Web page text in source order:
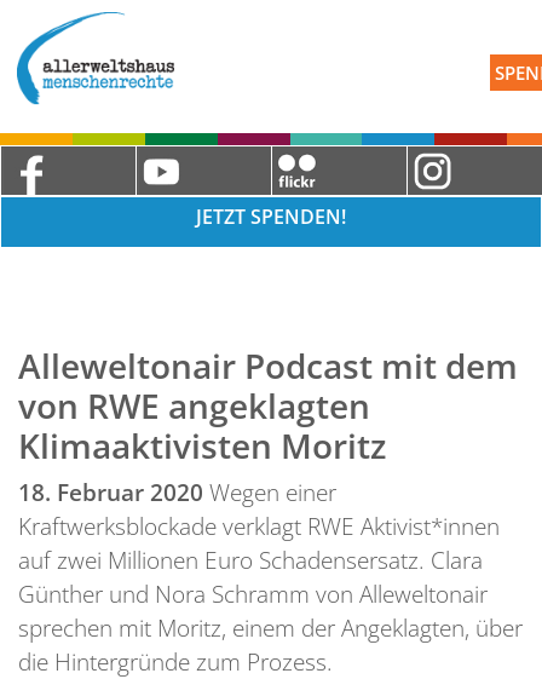
JETZT SPENDEN!
Alleweltonair Podcast mit dem
von RWE angeklagten
Klimaaktivisten Moritz
18. Februar 2020 Wegen einer
Kraftwerksblockade verklagt RWE Aktivist*innen
auf zwei Millionen Euro Schadensersatz. Clara
Günther und Nora Schramm von Alleweltonair
sprechen mit Moritz, einem der Angeklagten, über
die Hintergründe zum Prozess.